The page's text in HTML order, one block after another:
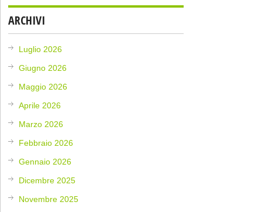
ARCHIVI
Luglio 2026
Giugno 2026
Maggio 2026
Aprile 2026
Marzo 2026
Febbraio 2026
Gennaio 2026
Dicembre 2025
Novembre 2025